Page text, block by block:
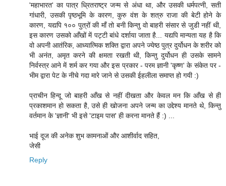
'महाभारत' का पात्र ध्रितराष्ट्र जन्म से अंधा था, और उसकी धर्मपत्नी, सती
गांधारी, उसकी पृष्ठभूमि के कारण, कुरु वंश के शत्रु राजा की बेटी होने के
कारण, यद्यपि १०० पुत्रों की माँ तो बनी किन्तु वो बाहरी संसार से जुडी नहीं थी,
इस कारण उसको आँखों में पट्टी बांधे दर्शाया जाता है... यद्यपि मान्यता यह है कि
वो अपनी आतंरिक, आध्यात्मिक शक्ति द्वारा अपने ज्येष्ठ पुत्र दुर्योधन के शरीर को
भी अनंत, अमृत करने की क्षमता रखती थी, किन्तु दुर्योधन ही उसके सामने
निर्वस्त्र आने में शर्म कर गया और इस प्रकार - परम ज्ञानी 'कृष्ण' के संकेत पर -
भीम द्वारा पेट के नीचे गदा मारे जाने से उसकी ईहलीला समाप्त हो गयी :)
प्राचीन हिन्दू जो बाहरी आँख से नहीं दीखता और केवल मन कि आँख से ही
प्रकाशमान हो सकता है, उसे ही खोजना अपने जन्म का उद्देश्य मानते थे, किन्तु
वर्तमान के 'ज्ञानी' भी इसे 'टाइम पास' ही करना मानते हैं :) ...
भाई दूज की अनेक शुभ कामनाओं और आशीर्वाद सहित,
जेसी
Reply